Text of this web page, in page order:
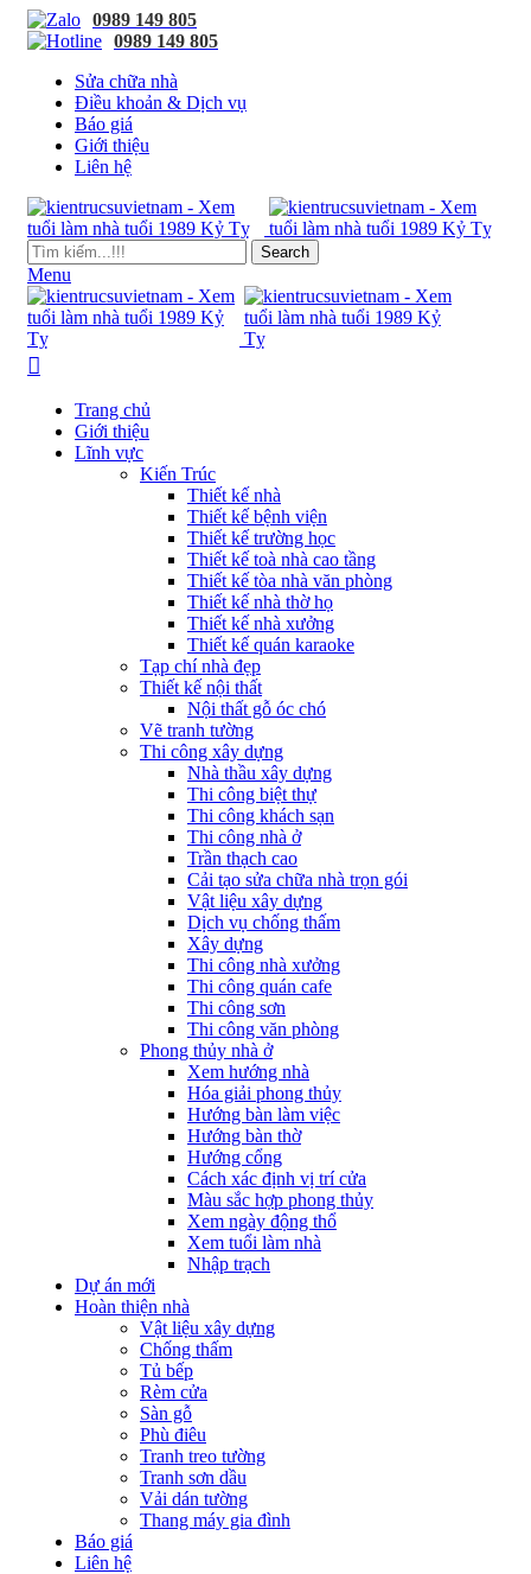
0989 149 805
0989 149 805
Sửa chữa nhà
Điều khoản & Dịch vụ
Báo giá
Giới thiệu
Liên hệ
Search
Menu
Trang chủ
Giới thiệu
Lĩnh vực
Kiến Trúc
Thiết kế nhà
Thiết kế bệnh viện
Thiết kế trường học
Thiết kế toà nhà cao tầng
Thiết kế tòa nhà văn phòng
Thiết kế nhà thờ họ
Thiết kế nhà xưởng
Thiết kế quán karaoke
Tạp chí nhà đẹp
Thiết kế nội thất
Nội thất gỗ óc chó
Vẽ tranh tường
Thi công xây dựng
Nhà thầu xây dựng
Thi công biệt thự
Thi công khách sạn
Thi công nhà ở
Trần thạch cao
Cải tạo sửa chữa nhà trọn gói
Vật liệu xây dựng
Dịch vụ chống thấm
Xây dựng
Thi công nhà xưởng
Thi công quán cafe
Thi công sơn
Thi công văn phòng
Phong thủy nhà ở
Xem hướng nhà
Hóa giải phong thủy
Hướng bàn làm việc
Hướng bàn thờ
Hướng cổng
Cách xác định vị trí cửa
Màu sắc hợp phong thủy
Xem ngày động thổ
Xem tuổi làm nhà
Nhập trạch
Dự án mới
Hoàn thiện nhà
Vật liệu xây dựng
Chống thấm
Tủ bếp
Rèm cửa
Sàn gỗ
Phù điêu
Tranh treo tường
Tranh sơn dầu
Vải dán tường
Thang máy gia đình
Báo giá
Liên hệ